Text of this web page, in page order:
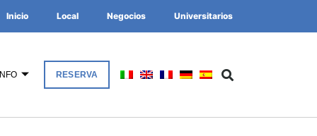
Inicio Local Negocios Universitarios
RESERVA